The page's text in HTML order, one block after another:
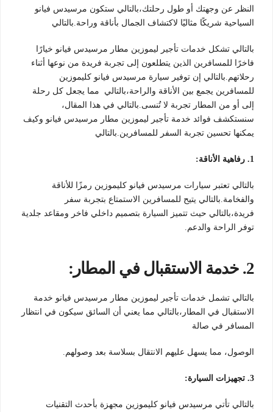
النظر عن وجهتك أو طول رحلتك،بالتالي ستكون مرسيدس فيانو
السياحية شريكًا مثاليًا لاكتشاف الجمال بأناقة وراحة.بالتالي
بالتالي تشكل خدمات تأجير ليموزين مطار مرسيدس فيانو خيارًا
فاخرًا للمسافرين الذين يتطلعون إلى تجربة فريدة من نوعها أثناء
رحلاتهم.بالتالي إن توفير سيارة مرسيدس فيانو كليموزين
للمسافرين يجمع بين الأناقة والراحة،بالتالي مما يجعل كل رحلة
إلى أو من المطار تجربة لا تُنسى.بالتالي في هذا المقال،
سنستكشف فوائد خدمة تأجير ليموزين مطار مرسيدس فيانو وكيف
يمكنها تحسين تجربة السفر للمسافرين.بالتالي
1. رفاهية الأناقة:
بالتالي تعتبر سيارات مرسيدس فيانو كليموزين رمزًا للأناقة
والفخامة.بالتالي يتيح للمسافرين الاستمتاع بتجربة سفر
فريدة،بالتالي حيث تتميز السيارة بتصميم داخلي فاخر ومقاعد جلدية
توفر الراحة والدعم.
2. خدمة الاستقبال في المطار:
بالتالي تشمل خدمات تأجير ليموزين مطار مرسيدس فيانو خدمة
الاستقبال في المطار،بالتالي مما يعني أن السائق سيكون في انتظار
المسافر في صالة
الوصول، مما يسهل عليهم الانتقال بسلاسة بعد وصولهم.
3. تجهيزات السيارة:
بالتالي تأتي مرسيدس فيانو كليموزين مجهزة بأحدث التقنيات